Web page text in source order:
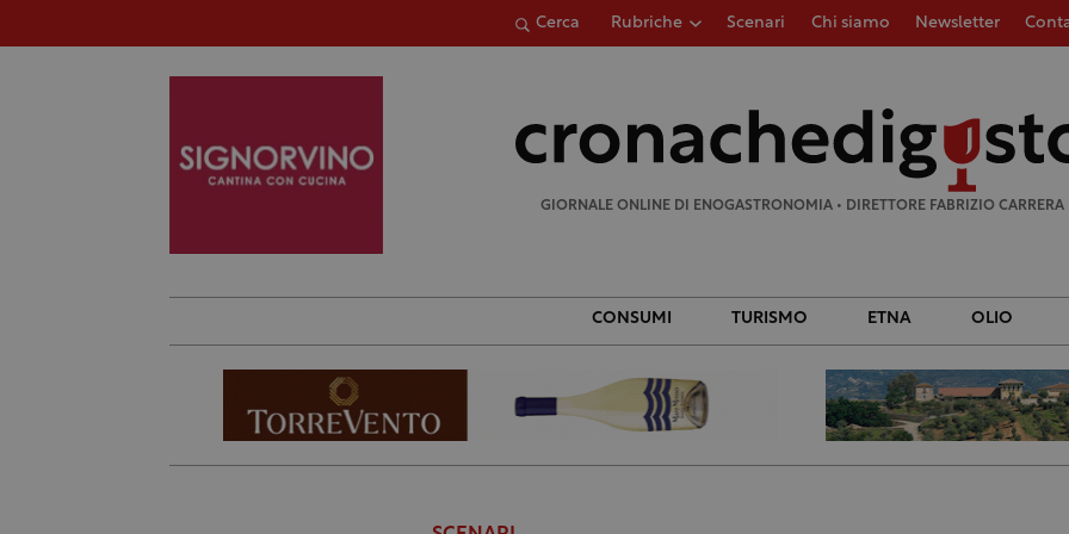
Cerca Rubriche Scenari Chi siamo Newsletter
GIORNALE ONLINE DI ENOGASTRONOMIA • DIRETTORE FABRIZIO CARRERA
CONSUMI TURISMO ETNA OLIO